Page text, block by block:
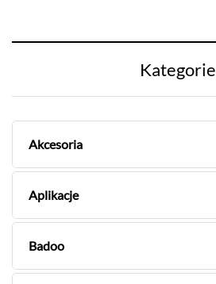
Kategorie
Akcesoria
Aplikacje
Badoo